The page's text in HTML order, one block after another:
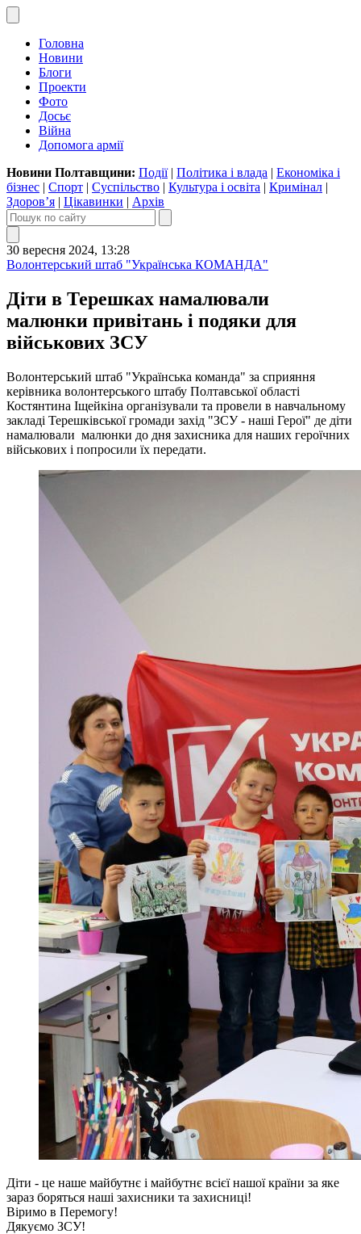
Головна
Новини
Блоги
Проекти
Фото
Досьє
Війна
Допомога армії
Новини Полтавщини: Події| Політика і влада | Економіка і
бізнес | Спорт | Суспільство | Культура і освіта | Кримінал |
Здоров’я | Цікавинки | Архів
30 вересня 2024, 13:28
Волонтерський штаб "Українська КОМАНДА"
Діти в Терешках намалювали
малюнки привітань і подяки для
військових ЗСУ
Волонтерський штаб "Українська команда" за сприяння
керівника волонтерського штабу Полтавської області
Костянтина Іщейкіна організували та провели в навчальному
закладі Терешківської громади захід "ЗСУ - наші Герої" де діти
намалювали малюнки до дня захисника для наших героїчних
військових і попросили їх передати.
Діти - це наше майбутнє і майбутнє всієї нашої країни за яке
зараз боряться наші захисники та захисниці!
Віримо в Перемогу!
Дякуємо ЗСУ!